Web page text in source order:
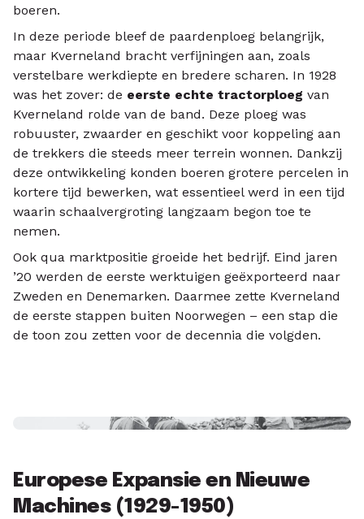
boeren.
In deze periode bleef de paardenploeg belangrijk,
maar Kverneland bracht verfijningen aan, zoals
verstelbare werkdiepte en bredere scharen. In 1928
was het zover: de eerste echte tractorploeg van
Kverneland rolde van de band. Deze ploeg was
robuuster, zwaarder en geschikt voor koppeling aan
de trekkers die steeds meer terrein wonnen. Dankzij
deze ontwikkeling konden boeren grotere percelen in
kortere tijd bewerken, wat essentieel werd in een tijd
waarin schaalvergroting langzaam begon toe te
nemen.
Ook qua marktpositie groeide het bedrijf. Eind jaren
’20 werden de eerste werktuigen geëxporteerd naar
Zweden en Denemarken. Daarmee zette Kverneland
de eerste stappen buiten Noorwegen – een stap die
de toon zou zetten voor de decennia die volgden.
Europese Expansie en Nieuwe
Machines (1929-1950)